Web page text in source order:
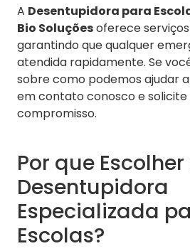
A Desentupidora para
Bio Soluçõesoferece
garantindo que qualquer
atendida rapidamente. Se
sobre como podemos ajudar
em contato conosco e
compromisso.
Por que
Desentupidora
Especializada
Escolas?